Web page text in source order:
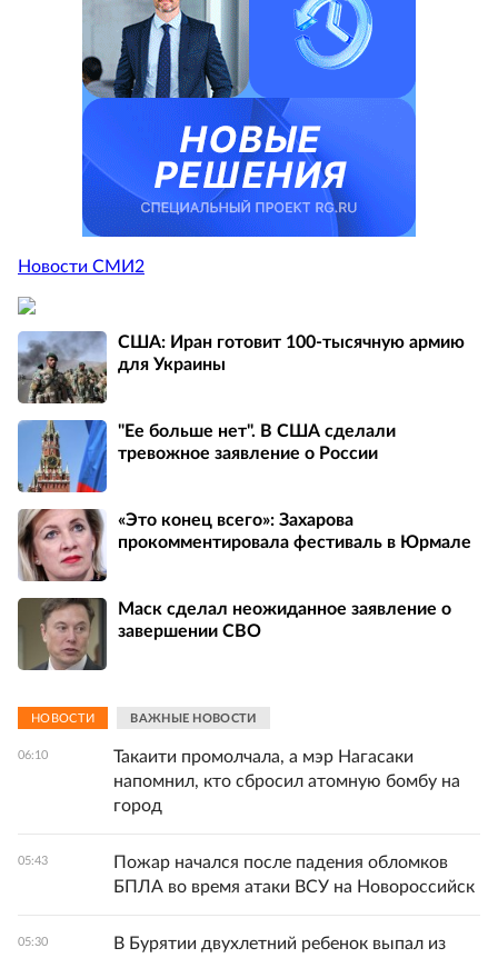
Новости СМИ2
США: Иран готовит 100-тысячную армию
для Украины
"Ее больше нет". В США сделали
тревожное заявление о России
«Это конец всего»: Захарова
прокомментировала фестиваль в Юрмале
Маск сделал неожиданное заявление о
завершении СВО
НОВОСТИ ВАЖНЫЕ НОВОСТИ
06:10
Такаити промолчала, а мэр Нагасаки
напомнил, кто сбросил атомную бомбу на
город
05:43
Пожар начался после падения обломков
БПЛА во время атаки ВСУ на Новороссийск
05:30
В Бурятии двухлетний ребенок выпал из